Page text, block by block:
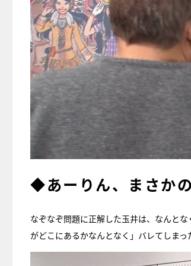
◆あーりん、まさか
なぞなぞ問題に正解した玉井は、なんと
がどこにあるかなんとなく」バレてしまっ